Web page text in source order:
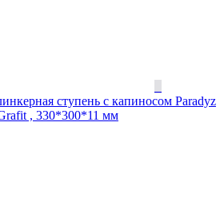
ступень с капиносом Paradyz
, 330*300*11 мм